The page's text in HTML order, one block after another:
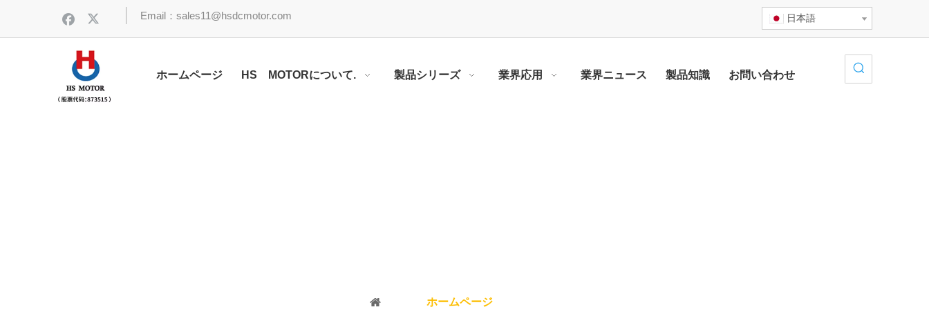
Email：sales11@hsdcmotor.com 日本語
ホームページ HS MOTORについて. 製品シリーズ 業界応用 業界ニュース 製品知識 お問い合わせ
ホームページ